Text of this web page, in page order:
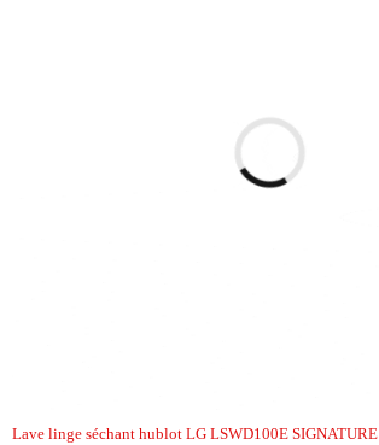
Lave linge séchant hublot LG LSWD100E SIGNATURE